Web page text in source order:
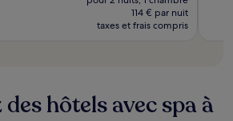
était
de
prix
est
114 € par nuit
taxes et frais compris
hôtels avec spa à